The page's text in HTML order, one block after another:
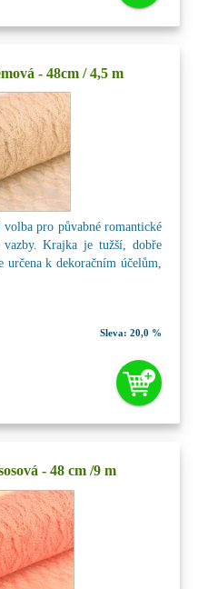
- 48cm / 4,5 m
pro půvabné romantické
vazby. Krajka je tužší, dobře
k dekoračním účelům,
Sleva: 20,0 %
- 48 cm /9 m